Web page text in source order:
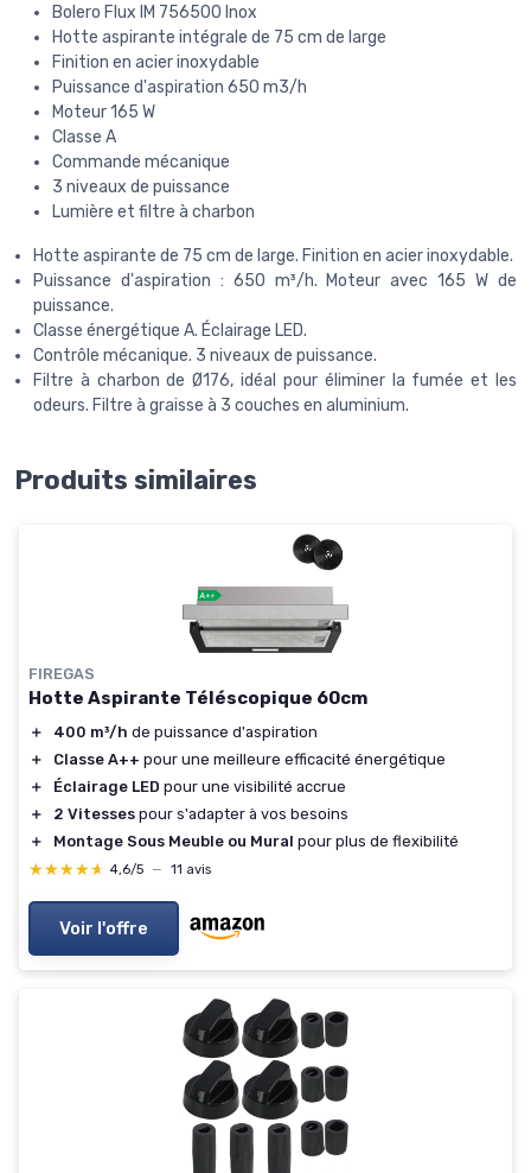
Bolero Flux IM 756500 Inox
Hotte aspirante intégrale de 75 cm de large
Finition en acier inoxydable
Puissance d'aspiration 650 m3/h
Moteur 165 W
Classe A
Commande mécanique
3 niveaux de puissance
Lumière et filtre à charbon
Hotte aspirante de 75 cm de large. Finition en acier inoxydable.
Puissance d'aspiration : 650 m³/h. Moteur avec 165 W de
puissance.
Classe énergétique A. Éclairage LED.
Contrôle mécanique. 3 niveaux de puissance.
Filtre à charbon de Ø176, idéal pour éliminer la fumée et les
odeurs. Filtre à graisse à 3 couches en aluminium.
Produits similaires
FIREGAS
Hotte Aspirante Téléscopique 60cm
＋ 400 m³/h de puissance d'aspiration
＋
Classe A++ pour une meilleure efficacité énergétique
＋
Éclairage LED pour une visibilité accrue
＋
2 Vitesses pour s'adapter à vos besoins
＋
Montage Sous Meuble ou Mural pour plus de flexibilité
★★★★★
★★★★★ 4,6/5 — 11 avis
Voir l'offre